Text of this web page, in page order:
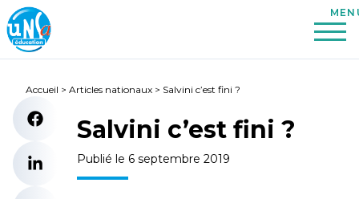
Accueil > Articles nationaux > Salvini c’est fini ?
Salvini c’est fini ?
Publié le 6 septembre 2019